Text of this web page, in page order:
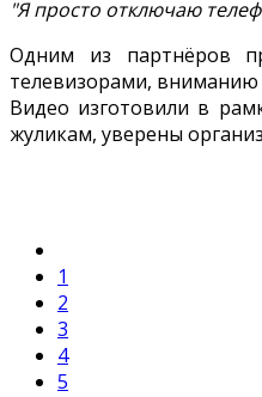
"Я просто отключаю
Одним из партнёров
телевизорами, вниманию
Видео изготовили в
жуликам, уверены
1
2
3
4
5